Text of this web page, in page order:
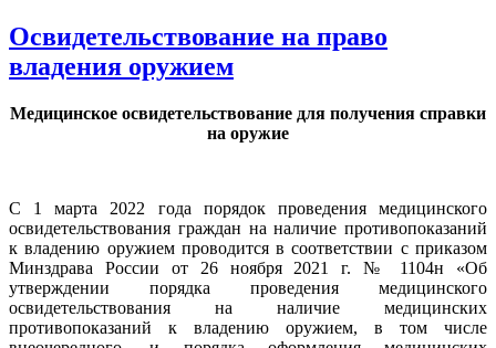
Освидетельствование на право
владения оружием
Медицинское освидетельствование для получения справки
на оружие
С 1 марта 2022 года порядок проведения медицинского
освидетельствования граждан на наличие противопоказаний
к владению оружием проводится в соответствии с приказом
Минздрава России от 26 ноября 2021 г. № 1104н «Об
утверждении порядка проведения медицинского
освидетельствования на наличие медицинских
противопоказаний к владению оружием, в том числе